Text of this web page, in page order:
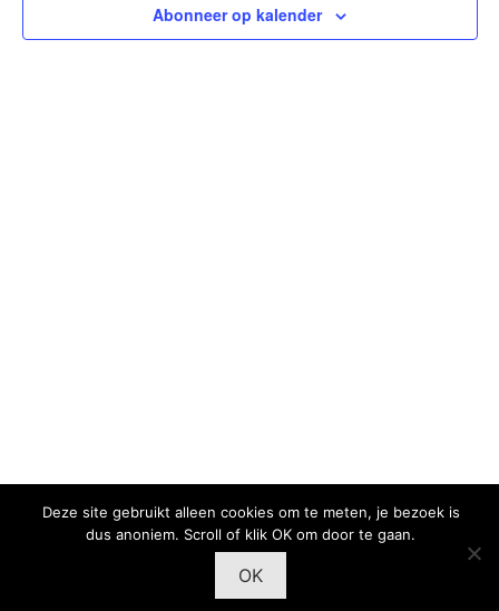
Abonneer op kalender
Deze site gebruikt alleen cookies om te meten, je bezoek is
dus anoniem. Scroll of klik OK om door te gaan.
OK